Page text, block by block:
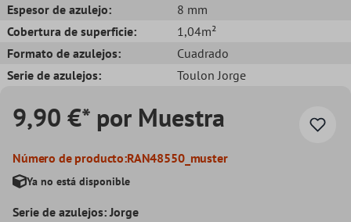
Espesor de azulejo:
8 mm
Cobertura de superficie:
1,04m²
Formato de azulejos:
Cuadrado
Serie de azulejos:
Toulon Jorge
9,90 €* por Muestra
Número de producto:RAN48550_muster
Ya no está disponible
Serie de azulejos: Jorge